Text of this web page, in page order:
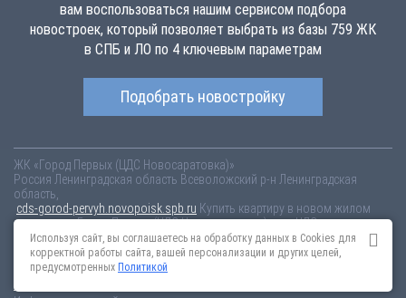
вам воспользоваться нашим сервисом подбора
новостроек, который позволяет выбрать из базы 759 ЖК
в СПБ и ЛО по 4 ключевым параметрам
Подобрать новостройку
ЖК «Город Первых (ЦДС Новосаратовка)»
Россия Ленинградская область Всеволожский р-н Ленинградская
область,
cds-gorod-pervyh.novopoisk.spb.ru Купить квартиру в новом жилом
комплексе «Город Первых (ЦДС Новосаратовка)» от «ЦДС» во
Всеволожском районе. Квартиры различных планировок от 4.05 млн
рублей!
Используя сайт, вы соглашаетесь на обработку данных в Cookies для
корректной работы сайта, вашей персонализации и других целей,
предусмотренных Политикой